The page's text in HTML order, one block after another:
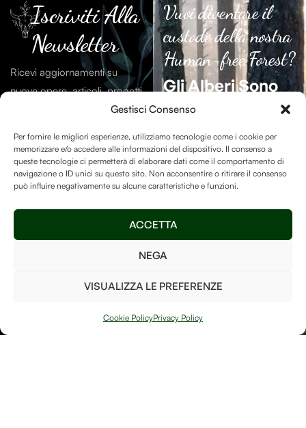
Gestisci Consenso
Per fornire le migliori esperienze, utilizziamo tecnologie come i cookie per
memorizzare e/o accedere alle informazioni del dispositivo. Il consenso a
queste tecnologie ci permetterà di elaborare dati come il comportamento di
navigazione o ID unici su questo sito. Non acconsentire o ritirare il consenso
può influire negativamente su alcune caratteristiche e funzioni.
ACCETTA
NEGA
VISUALIZZA LE PREFERENZE
Cookie PolicyPrivacy Policy
Iscriviti Alla
Newsletter
Ricevi aggiornamenti su
nuove opere, articoli, progetti
e contenuti dal mondo di
Vuoi diventare il
custode della nostra
Human-free Forest?
Gli Alberi Sono
Essenziali
Per La
Vita Sulla Terra.
La Human-free Forest su
Treedomè un luogo speciale
mantenerlo ricco di alberi
così da poter fare la nostra
parte per il bene del pianeta!
PIANTA UN